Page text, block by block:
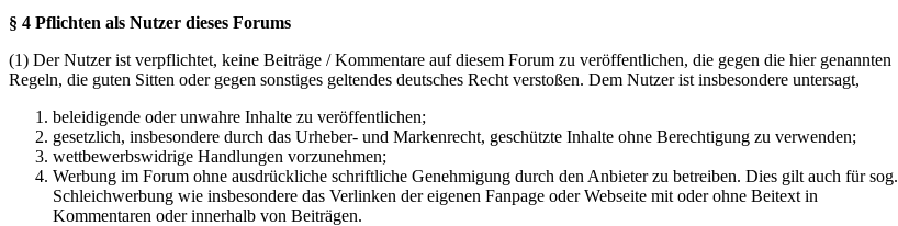
§ 4 Pflichten als Nutzer dieses Forums
(1) Der Nutzer ist verpflichtet, keine Beiträge / Kommentare auf diesem Forum zu veröffentlichen, die gegen die hier genannten
Regeln, die guten Sitten oder gegen sonstiges geltendes deutsches Recht verstoßen. Dem Nutzer ist insbesondere untersagt,
beleidigende oder unwahre Inhalte zu veröffentlichen;
gesetzlich, insbesondere durch das Urheber- und Markenrecht, geschützte Inhalte ohne Berechtigung zu verwenden;
wettbewerbswidrige Handlungen vorzunehmen;
Werbung im Forum ohne ausdrückliche schriftliche Genehmigung durch den Anbieter zu betreiben. Dies gilt auch für sog.
Schleichwerbung wie insbesondere das Verlinken der eigenen Fanpage oder Webseite mit oder ohne Beitext in
Kommentaren oder innerhalb von Beiträgen.